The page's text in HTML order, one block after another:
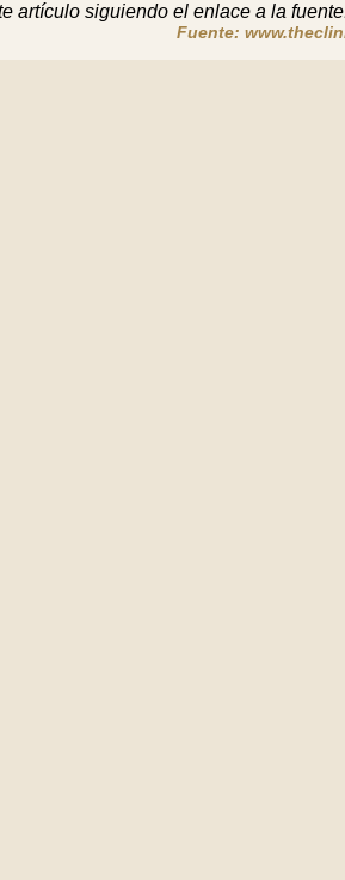
artículo siguiendo el enlace a la
Fuente: